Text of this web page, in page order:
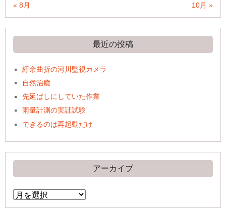
« 8月
10月 »
最近の投稿
紆余曲折の河川監視カメラ
自然治癒
先延ばしにしていた作業
雨量計測の実証試験
できるのは再起動だけ
アーカイブ
ア
ー